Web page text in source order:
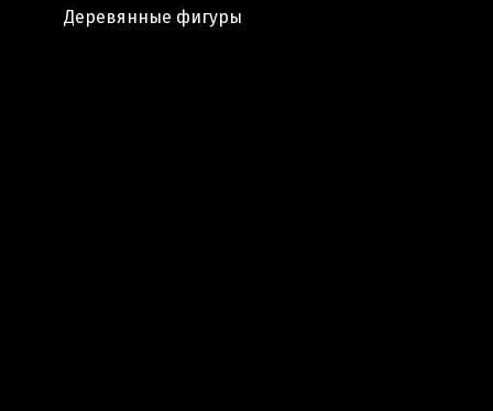
Деревянные фигуры